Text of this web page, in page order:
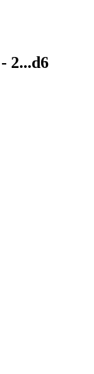
2...d6